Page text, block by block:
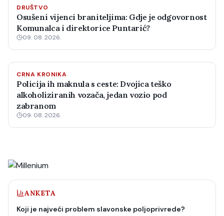
DRUŠTVO
Osušeni vijenci braniteljima: Gdje je odgovornost
Komunalca i direktorice Puntarić?
09. 08. 2026.
CRNA KRONIKA
Policija ih maknula s ceste: Dvojica teško
alkoholiziranih vozača, jedan vozio pod
zabranom
09. 08. 2026.
ANKETA
Koji je najveći problem slavonske poljoprivrede?